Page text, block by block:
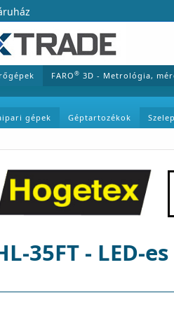
FARO® 3D - Metrológia,
gépek Géptartozékok
35FT -